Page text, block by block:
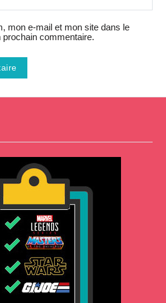
mon e-mail et mon site dans le
commentaire.